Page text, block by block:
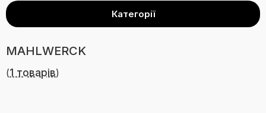
Категорії
MAHLWERCK
(1 товарів)